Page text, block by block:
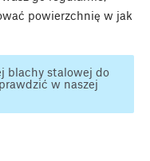
powierzchnię w jak
blachy stalowej do
w naszej